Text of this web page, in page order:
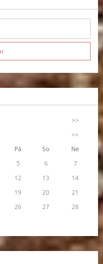
>>
>>
Pá So
Ne
5 6
7
12 13
14
19 20
21
26 27
28